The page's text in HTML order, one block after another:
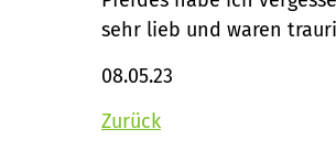
sehr lieb und waren
08.05.23
Zurück